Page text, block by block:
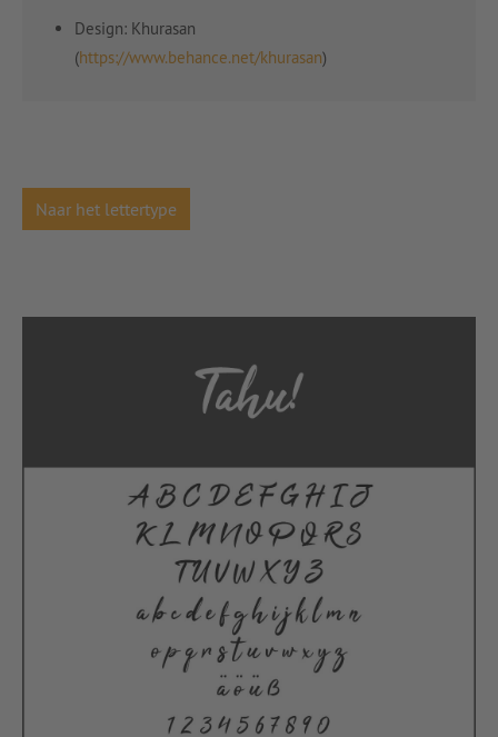
Design: Khurasan
(https://www.behance.net/khurasan)
Naar het lettertype